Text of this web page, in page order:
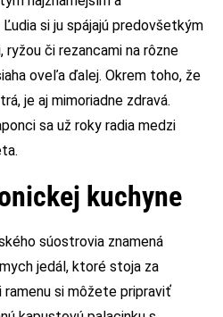
si ju spájajú predovšetkým
či rezancami na rôzne
oveľa ďalej. Okrem toho, že
je aj mimoriadne zdravá.
sa už roky radia medzi
kuchyne
súostrovia znamená
jedál, ktoré stoja za
ramenu si môžete pripraviť